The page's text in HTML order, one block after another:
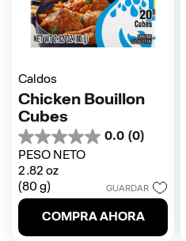
Caldos
Chicken Bouillon
Cubes
0.0 (0)
0.0
de
5
estrellas.
PESO NETO
2.82 oz
(80 g)
GUARDAR
COMPRA AHORA